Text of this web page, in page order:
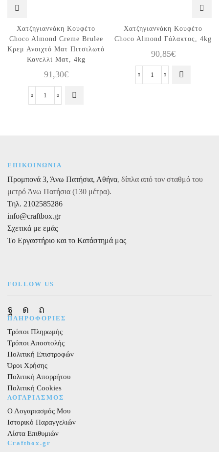
Χατζηγιαννάκη Κουφέτο
Choco Almond Creme Brulee
Κρεμ Ανοιχτό Ματ Πιτσιλωτό
Κανελλί Ματ, 4kg
91,30€
Χατζηγιαννάκη
Κρεμ
Ματ
Πιτσιλωτό
Κανελλί
Ματ,
ποσότητα
Χατζηγιαννάκη Κουφέτο
Choco Almond Γάλακτος, 4kg
90,85€
Χατζηγιαννάκη
ΕΠΙΚΟΙΝΩΝΙΑ
Προμπονά 3, Άνω Πατήσια, Αθήνα, δίπλα από τον σταθμό του
μετρό Άνω Πατήσια (130 μέτρα).
Τηλ. 2102585286
info@craftbox.gr
Σχετικά με εμάς
Το Εργαστήριο και το Κατάστημά μας
FOLLOW US
Facebook
Instagram
Pinterest
ΠΛΗΡΟΦΟΡΙΕΣ
Τρόποι Πληρωμής
Τρόποι Αποστολής
Πολιτική Επιστροφών
Όροι Χρήσης
Πολιτική Απορρήτου
Πολιτική Cookies
ΛΟΓΑΡΙΑΣΜΟΣ
Ο Λογαριασμός Μου
Ιστορικό Παραγγελιών
Λίστα Επιθυμιών
Craftbox.gr